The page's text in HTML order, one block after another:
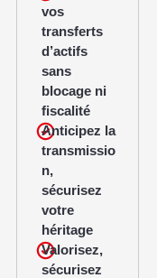
vos
transferts
d’actifs
sans
blocage ni
fiscalité
Anticipez la
transmissio
n,
sécurisez
votre
héritage
Valorisez,
sécurisez